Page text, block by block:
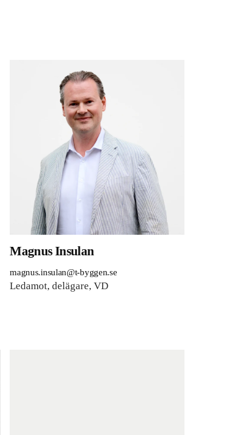
Magnus Insulan
magnus.insulan@t-byggen.se
Ledamot, delägare, VD